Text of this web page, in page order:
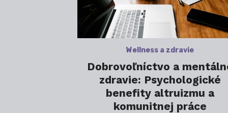
Wellness a zdravie
Dobrovoľníctvo a
zdravie: Psychologické
benefity altruizmu a
komunitnej práce